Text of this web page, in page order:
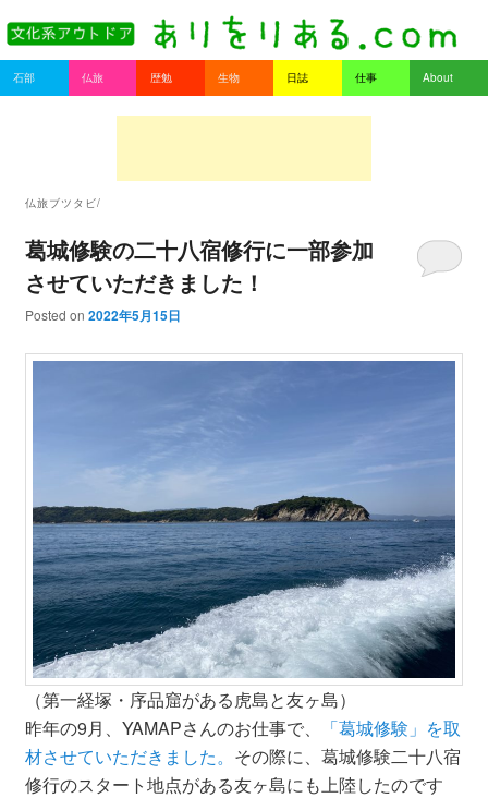
ありをりある.com
Main menu
Skip to primary content
Skip to secondary content
石部 仏旅 歴勉 生物 日誌 仕事 About
仏旅ブツタビ/
葛城修験の二十八宿修行に一部参加
させていただきました！
Posted on 2022年5月15日
（第一経塚・序品窟がある虎島と友ヶ島）
昨年の9月、YAMAPさんのお仕事で、
「葛城修験」を取
材させていただきました。 その際に、葛城修験二十八宿
修行のスタート地点がある友ヶ島にも上陸したのです